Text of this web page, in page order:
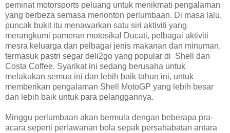
peminat motorsports peluang untuk menikmati pengalaman
yang berbeza semasa menonton perlumbaan. Di masa lalu,
puncak bukit itu menawarkan satu siri aktiviti yang
merangkumi pameran motosikal Ducati, pelbagai aktiviti
mesra keluarga dan pelbagai jenis makanan dan minuman,
termasuk pastri segar deli2go yang popular di Shell dan
Costa Coffee. Syarikat ini sedang berusaha untuk
melakukan semua ini dan lebih baik tahun ini, untuk
memberikan pengalaman Shell MotoGP yang lebih besar
dan lebih baik untuk para pelanggannya.
Minggu perlumbaan akan bermula dengan beberapa pra-
acara seperti perlawanan bola sepak persahabatan antara